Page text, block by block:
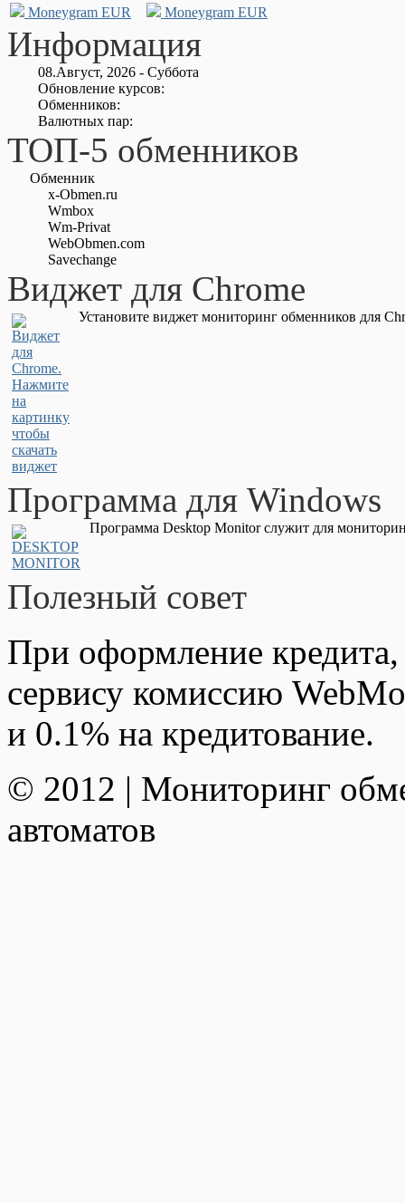
Moneygram EUR
Moneygram EUR
Информация
08.Август, 2026 - Суббота
Обновление курсов:
Обменников:
Валютных пар:
ТОП-5 обменников
Обменник
x-Obmen.ru
Wmbox
Wm-Privat
WebObmen.com
Savechange
Виджет для Chrome
Установите виджет мониторинг обменников для
Программа для Windows
Программа Desktop Monitor служит для
Полезный совет
При оформление
сервису комиссию
и 0.1% на кредитование.
© 2012 | Мониторинг
автоматов